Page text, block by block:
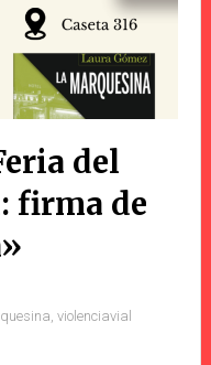
del
firma de
, violenciavial